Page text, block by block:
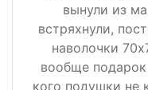
вынули из
встряхнули,
наволочки
вообще подарок
кого подушки не